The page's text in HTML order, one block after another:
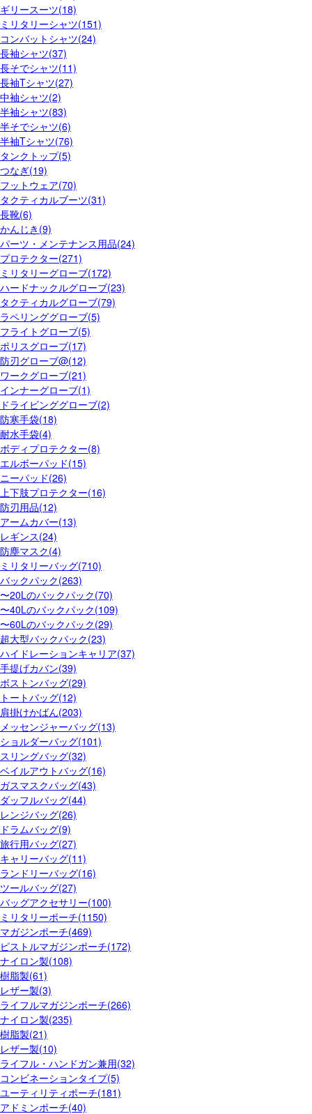
ギリースーツ(18)
ミリタリーシャツ(151)
コンバットシャツ(24)
長袖シャツ(37)
長そでシャツ(11)
長袖Tシャツ(27)
中袖シャツ(2)
半袖シャツ(83)
半そでシャツ(6)
半袖Tシャツ(76)
タンクトップ(5)
つなぎ(19)
フットウェア(70)
タクティカルブーツ(31)
長靴(6)
かんじき(9)
パーツ・メンテナンス用品(24)
プロテクター(271)
ミリタリーグローブ(172)
ハードナックルグローブ(23)
タクティカルグローブ(79)
ラペリンググローブ(5)
フライトグローブ(5)
ポリスグローブ(17)
防刃グローブ@(12)
ワークグローブ(21)
インナーグローブ(1)
ドライビンググローブ(2)
防寒手袋(18)
耐水手袋(4)
ボディプロテクター(8)
エルボーパッド(15)
ニーパッド(26)
上下肢プロテクター(16)
防刃用品(12)
アームカバー(13)
レギンス(24)
防塵マスク(4)
ミリタリーバッグ(710)
バックパック(263)
〜20Lのバックパック(70)
〜40Lのバックパック(109)
〜60Lのバックパック(29)
超大型バックパック(23)
ハイドレーションキャリア(37)
手提げカバン(39)
ボストンバッグ(29)
トートバッグ(12)
肩掛けかばん(203)
メッセンジャーバッグ(13)
ショルダーバッグ(101)
スリングバッグ(32)
ベイルアウトバッグ(16)
ガスマスクバッグ(43)
ダッフルバッグ(44)
レンジバッグ(26)
ドラムバッグ(9)
旅行用バッグ(27)
キャリーバッグ(11)
ランドリーバッグ(16)
ツールバッグ(27)
バッグアクセサリー(100)
ミリタリーポーチ(1150)
マガジンポーチ(469)
ピストルマガジンポーチ(172)
ナイロン製(108)
樹脂製(61)
レザー製(3)
ライフルマガジンポーチ(266)
ナイロン製(235)
樹脂製(21)
レザー製(10)
ライフル・ハンドガン兼用(32)
コンビネーションタイプ(5)
ユーティリティポーチ(181)
アドミンポーチ(40)